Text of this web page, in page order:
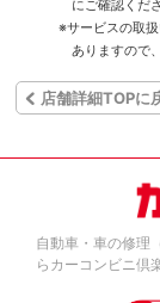
にご確認くだ
※サービスの取
ありますので
店舗詳細TOPに
自動車・車の修理
らカーコンビニ倶